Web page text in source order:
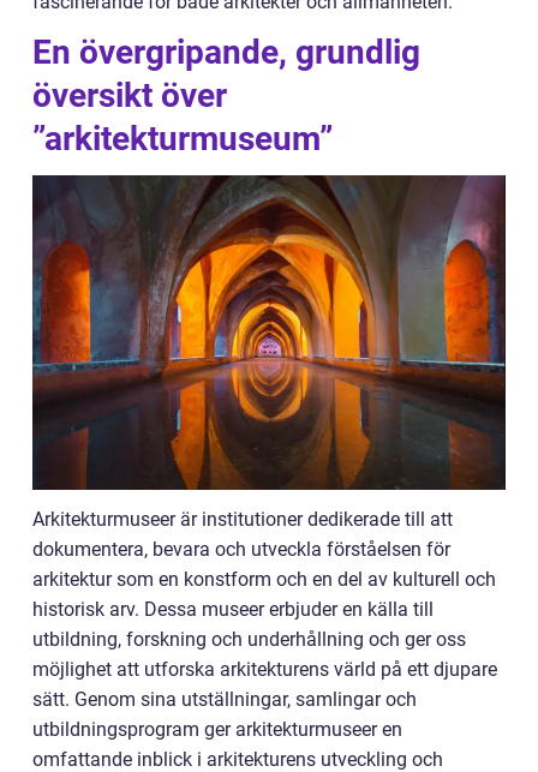
En övergripande, grundlig
översikt över
”arkitekturmuseum”
Arkitekturmuseer är institutioner dedikerade till att
dokumentera, bevara och utveckla förståelsen för
arkitektur som en konstform och en del av kulturell och
historisk arv. Dessa museer erbjuder en källa till
utbildning, forskning och underhållning och ger oss
möjlighet att utforska arkitekturens värld på ett djupare
sätt. Genom sina utställningar, samlingar och
utbildningsprogram ger arkitekturmuseer en
omfattande inblick i arkitekturens utveckling och